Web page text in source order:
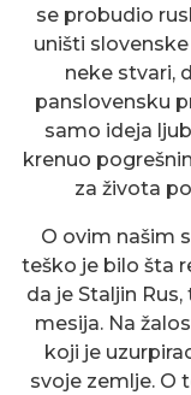
se probudio
uništi
neke stvari,
panslovensku
samo ideja
krenuo
za života
O ovim našim
teško je bilo šta
da je Staljin
mesija. Na
koji je
svoje zemlje. O